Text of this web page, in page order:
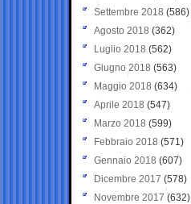
Settembre 2018 (586)
Agosto 2018 (362)
Luglio 2018 (562)
Giugno 2018 (563)
Maggio 2018 (634)
Aprile 2018 (547)
Marzo 2018 (599)
Febbraio 2018 (571)
Gennaio 2018 (607)
Dicembre 2017 (578)
Novembre 2017 (632)